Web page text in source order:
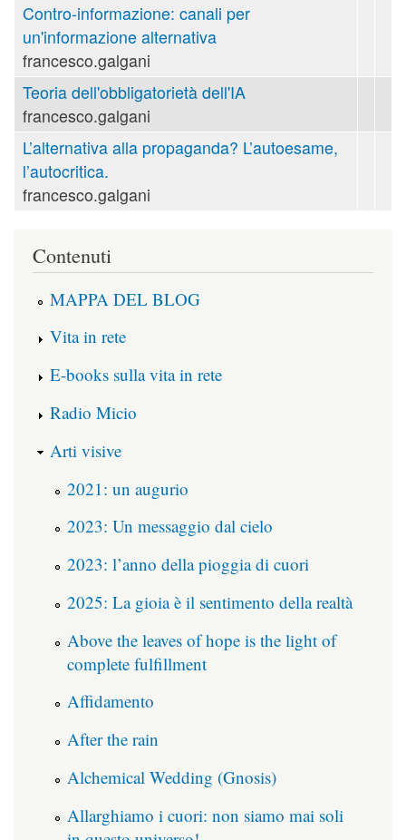
Contro-informazione: canali per
un'informazione alternativa
francesco.galgani
Teoria dell'obbligatorietà dell'IA
francesco.galgani
L’alternativa alla propaganda? L’autoesame,
l’autocritica.
francesco.galgani
Contenuti
MAPPA DEL BLOG
Vita in rete
E-books sulla vita in rete
Radio Micio
Arti visive
2021: un augurio
2023: Un messaggio dal cielo
2023: l’anno della pioggia di cuori
2025: La gioia è il sentimento della realtà
Above the leaves of hope is the light of
complete fulfillment
Affidamento
After the rain
Alchemical Wedding (Gnosis)
Allarghiamo i cuori: non siamo mai soli